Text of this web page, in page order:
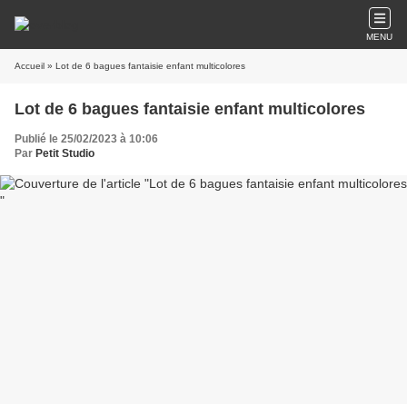
MENU
Accueil » Lot de 6 bagues fantaisie enfant multicolores
Lot de 6 bagues fantaisie enfant multicolores
Publié le 25/02/2023 à 10:06
Par Petit Studio